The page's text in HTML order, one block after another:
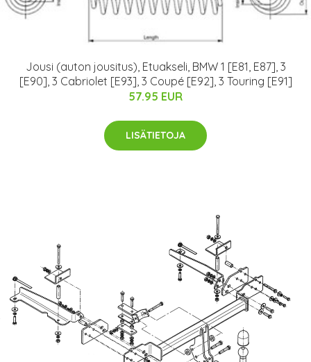
Jousi (auton jousitus), Etuakseli, BMW 1 [E81, E87], 3
[E90], 3 Cabriolet [E93], 3 Coupé [E92], 3 Touring [E91]
57.95 EUR
LISÄTIETOJA